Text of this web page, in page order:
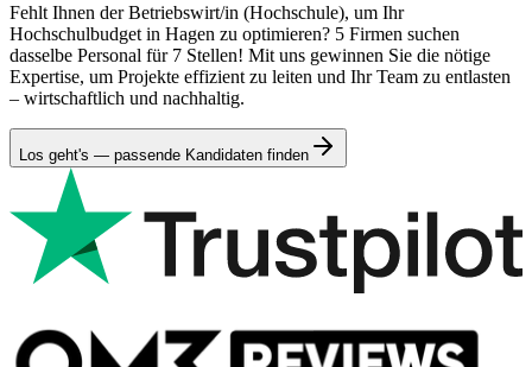
Fehlt Ihnen der Betriebswirt/in (Hochschule), um Ihr
Hochschulbudget in Hagen zu optimieren? 5 Firmen suchen
dasselbe Personal für 7 Stellen! Mit uns gewinnen Sie die nötige
Expertise, um Projekte effizient zu leiten und Ihr Team zu entlasten
– wirtschaftlich und nachhaltig.
Los geht's — passende Kandidaten finden